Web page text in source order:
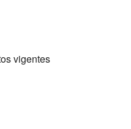
vigentes